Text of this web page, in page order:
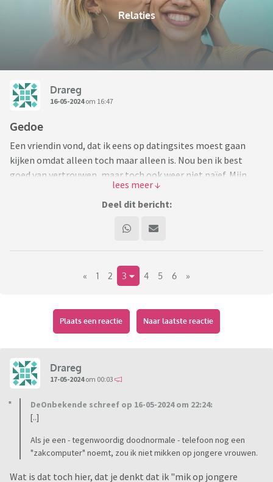
Relaties
Drareg
16-05-2024om 16:47
Gedoe
Een vriendin vond, dat ik eens op datingsites moest gaan
kijken omdat alleen toch maar alleen is. Nou ben ik best
goed van vertrouwen, maar toch ook weer niet naïef. Mijn
eerste indruk is, dat de paar "datingsites" (ik schrijf dit niet
voor niets tussen aanhalingstekens!) die ik bekeken heb,
gegeven kan worden en niet op elk potje blijkt een dekseltje
te passen, maar mijn indruk is, dat het geldklopperij is onder
valse voorwendselen. Net als advocaten die altijd scoren of je
nou wint of verliest. De foto's laten bijna uitsluitend
geen leuke mannen op af komen en zo zal het omgekeerd
ook wel zijn.
Zit ik er ver naast, dat je die sites beter kunt mijden?
Deel dit bericht:
« 1 2 3 4 5 6 »
Plaats een reactie Naar laatste reactie
Drareg
17-05-2024om 00:03
DeOnbekende schreef op 16-05-2024 om 22:24:
[..]
Als je een - tegenwoordig doodnormale - telefoon nog een
"zakcomputer" noemt, zou ik niet mikken op jongere vrouwen.
Wat is dat toch hier, dat je denkt dat ik "mik op jongere